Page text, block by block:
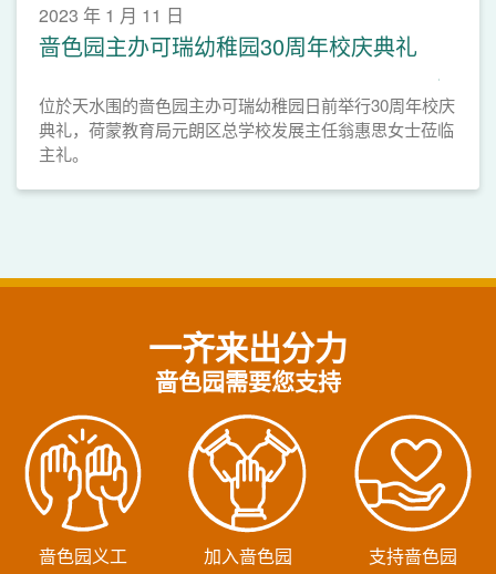
2023 年 1 月 11 日
啬色园主办可瑞幼稚园30周年校庆典礼
位於天水围的啬色园主办可瑞幼稚园日前举行30周年校庆
典礼，荷蒙教育局元朗区总学校发展主任翁惠思女士莅临
主礼。
一齐来出分力
啬色园需要您支持
啬色园义工 加入啬色园 支持啬色园